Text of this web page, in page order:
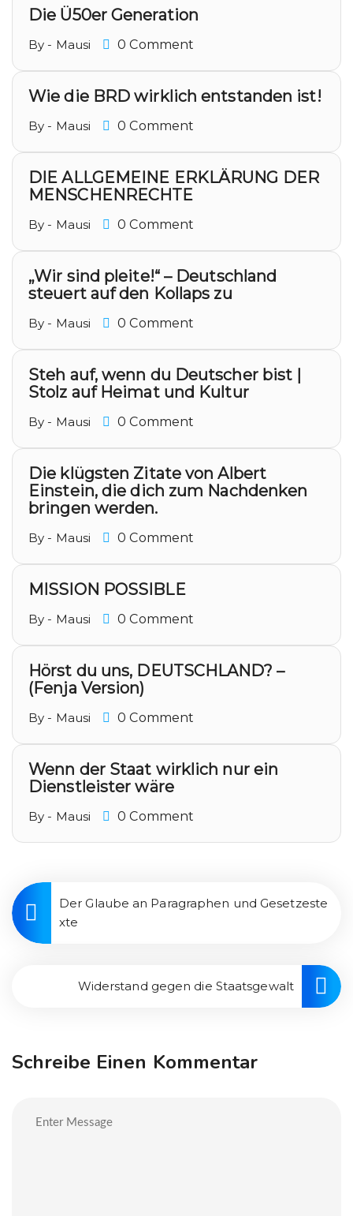
Die Ü50er Generation
By - Mausi 0 Comment
Wie die BRD wirklich entstanden ist!
By - Mausi 0 Comment
DIE ALLGEMEINE ERKLÄRUNG DER
MENSCHENRECHTE
By - Mausi 0 Comment
„Wir sind pleite!“ – Deutschland
steuert auf den Kollaps zu
By - Mausi 0 Comment
Steh auf, wenn du Deutscher bist |
Stolz auf Heimat und Kultur
By - Mausi 0 Comment
Die klügsten Zitate von Albert
Einstein, die dich zum Nachdenken
bringen werden.
By - Mausi 0 Comment
MISSION POSSIBLE
By - Mausi 0 Comment
Hörst du uns, DEUTSCHLAND? –
(Fenja Version)
By - Mausi 0 Comment
Wenn der Staat wirklich nur ein
Dienstleister wäre
By - Mausi 0 Comment
Der Glaube an Paragraphen und Gesetzeste
xte
Widerstand gegen die Staatsgewalt
Schreibe Einen Kommentar